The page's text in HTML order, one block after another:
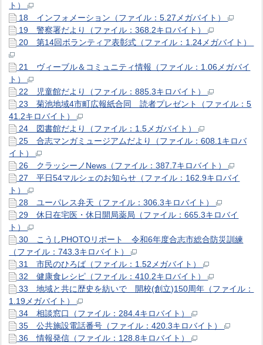
ト）
18 インフォメーション（ファイル：5.27メガバイト）
19 警察署だより（ファイル：368.2キロバイト）
20 第14回ボランティア表彰式（ファイル：1.24メガバイト）
21 ヴィーブル＆コミュニティ情報（ファイル：1.06メガバイ
ト）
22 児童館だより（ファイル：885.3キロバイト）
23 菊池地域4市町広報紙合同 読者プレゼント（ファイル：5
41.2キロバイト）
24 図書館だより（ファイル：1.5メガバイト）
25 合志マンガミュージアムだより（ファイル：608.1キロバ
イト）
26 クラッシーノNews（ファイル：387.7キロバイト）
27 平日54マルシェのお知らせ（ファイル：162.9キロバイ
ト）
28 ユーパレス弁天（ファイル：306.3キロバイト）
29 休日在宅医・休日開局薬局（ファイル：665.3キロバイ
ト）
30 こうしPHOTOリポート 令和6年度合志市総合防災訓練
（ファイル：743.3キロバイト）
31 市民のひろば（ファイル：1.52メガバイト）
32 健康食レシピ（ファイル：410.2キロバイト）
33 地域と共に歴史を紡いで 開校(創立)150周年（ファイル：
1.19メガバイト）
34 相談窓口（ファイル：284.4キロバイト）
35 公共施設電話番号（ファイル：420.3キロバイト）
36 情報発信（ファイル：128.8キロバイト）